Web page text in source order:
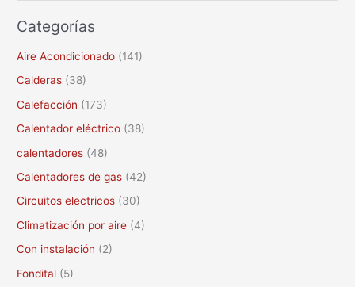
s
o
r
:
Categorías
Aire Acondicionado (141)
Calderas (38)
Calefacción (173)
Calentador eléctrico (38)
calentadores (48)
Calentadores de gas (42)
Circuitos electricos (30)
Climatización por aire (4)
Con instalación (2)
Fondital (5)